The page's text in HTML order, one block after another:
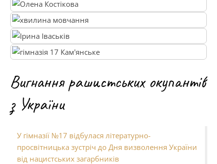
Вигнання рашистських окупантів
з України
У гімназії №17 відбулася літературно-
просвітницька зустріч до Дня визволення України
від нацистських загарбників